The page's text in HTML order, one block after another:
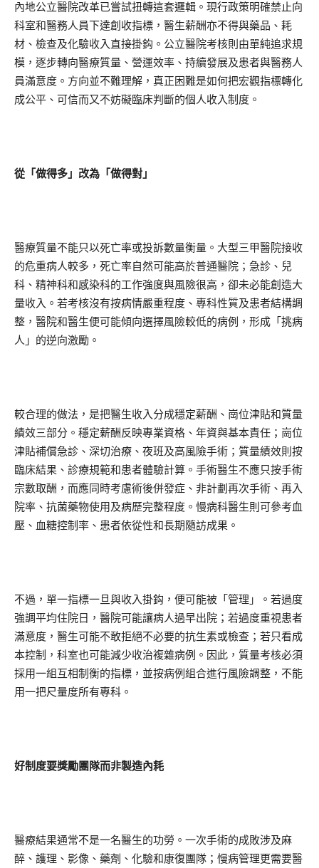
內地公立醫院改革已嘗試扭轉這套邏輯。現行政策明確禁止向
科室和醫務人員下達創收指標，醫生薪酬亦不得與藥品、耗
材、檢查及化驗收入直接掛鈎。公立醫院考核則由單純追求規
模，逐步轉向醫療質量、營運效率、持續發展及患者與醫務人
員滿意度。方向並不難理解，真正困難是如何把宏觀指標轉化
成公平、可信而又不妨礙臨床判斷的個人收入制度。
從「做得多」改為「做得對」
醫療質量不能只以死亡率或投訴數量衡量。大型三甲醫院接收
的危重病人較多，死亡率自然可能高於普通醫院；急診、兒
科、精神科和感染科的工作強度與風險很高，卻未必能創造大
量收入。若考核沒有按病情嚴重程度、專科性質及患者結構調
整，醫院和醫生便可能傾向選擇風險較低的病例，形成「挑病
人」的逆向激勵。
較合理的做法，是把醫生收入分成穩定薪酬、崗位津貼和質量
績效三部分。穩定薪酬反映專業資格、年資與基本責任；崗位
津貼補償急診、深切治療、夜班及高風險手術；質量績效則按
臨床結果、診療規範和患者體驗計算。手術醫生不應只按手術
宗數取酬，而應同時考慮術後併發症、非計劃再次手術、再入
院率、抗菌藥物使用及病歷完整程度。慢病科醫生則可參考血
壓、血糖控制率、患者依從性和長期隨訪成果。
不過，單一指標一旦與收入掛鈎，便可能被「管理」。若過度
強調平均住院日，醫院可能讓病人過早出院；若過度重視患者
滿意度，醫生可能不敢拒絕不必要的抗生素或檢查；若只看成
本控制，科室也可能減少收治複雜病例。因此，質量考核必須
採用一組互相制衡的指標，並按病例組合進行風險調整，不能
用一把尺量度所有專科。
好制度要獎勵團隊而非製造內耗
醫療結果通常不是一名醫生的功勞。一次手術的成敗涉及麻
醉、護理、影像、藥劑、化驗和康復團隊；慢病管理更需要醫